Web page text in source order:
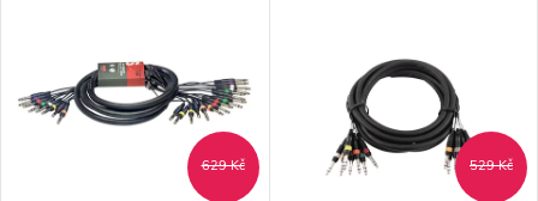
e
p
629 Kč 529 Kč